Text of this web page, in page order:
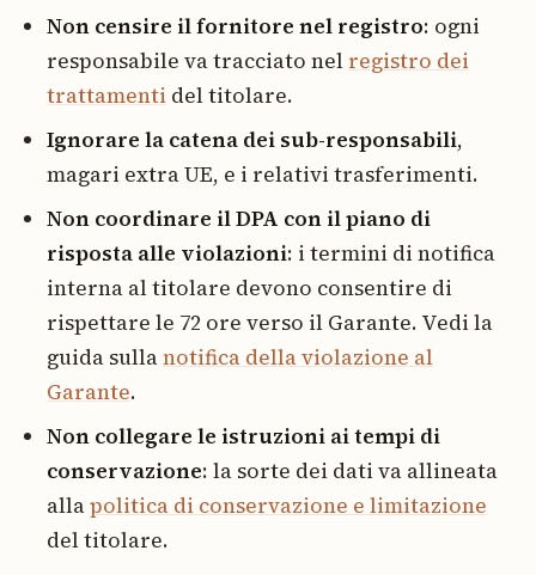
Non censire il fornitore nel registro: ogni
responsabile va tracciato nel registro dei
trattamenti del titolare.
Ignorare la catena dei sub-responsabili,
magari extra UE, e i relativi trasferimenti.
Non coordinare il DPA con il piano di
risposta alle violazioni: i termini di notifica
interna al titolare devono consentire di
rispettare le 72 ore verso il Garante. Vedi la
guida sullanotifica della violazione al
Garante.
Non collegare le istruzioni ai tempi di
conservazione: la sorte dei dati va allineata
allapolitica di conservazione e limitazione
del titolare.